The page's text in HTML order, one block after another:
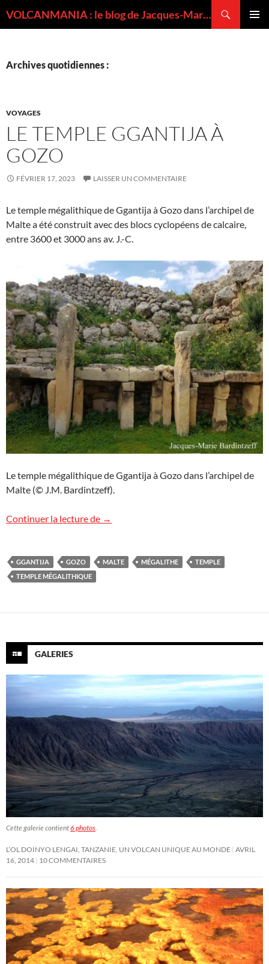
VOLCANMANIA : le blog de Jacques-Marie BARDINTZEFF, volcanologue
Archives quotidiennes :
VOYAGES
LE TEMPLE GGANTIJA À
GOZO
FÉVRIER 17, 2023 LAISSER UN COMMENTAIRE
Le temple mégalithique de Ggantija à Gozo dans l’archipel de
Malte a été construit avec des blocs cyclopéens de calcaire,
entre 3600 et 3000 ans av. J.-C.
Le temple mégalithique de Ggantija à Gozo dans l’archipel de
Malte (© J.M. Bardintzeff).
Continuer la lecture de Le temple Ggantija à Gozo
→
GGANTIJA GOZO MALTE MÉGALITHE
TEMPLE
TEMPLE MÉGALITHIQUE
GALERIES
Cette galerie contient6 photos.
L’OL DOINYO LENGAI, TANZANIE, UN VOLCAN UNIQUE AU MONDE AVRIL
16, 2014 10 COMMENTAIRES